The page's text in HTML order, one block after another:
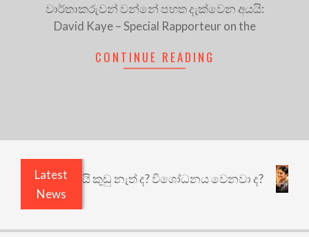
වාර්තාකරුවන් වන්නේ පහත දැක්වෙන අයයි:
David Kaye – Special Rapporteur on the
CONTINUE READING
Latest
News
ඇතුළෙයි කුඩු නැත් ද? විශෝධනය වෙනවා ද?